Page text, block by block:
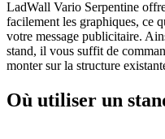
LadWall Vario Serpentine
facilement les graphiques, ce
votre message publicitaire.
stand, il vous suffit de
monter sur la structure
Où utiliser un